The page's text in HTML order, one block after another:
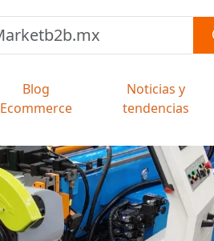
Blog
Ecommerce
Noticias y
tendencias